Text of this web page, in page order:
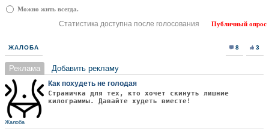
Можно жить всегда.
Статистика доступна после голосования Публичный опрос
ЖАЛОБА 8 3
Реклама Добавить рекламу
Как похудеть не голодая
Страничка для тех, кто хочет скинуть лишние
килограммы. Давайте худеть вместе!
Жалоба